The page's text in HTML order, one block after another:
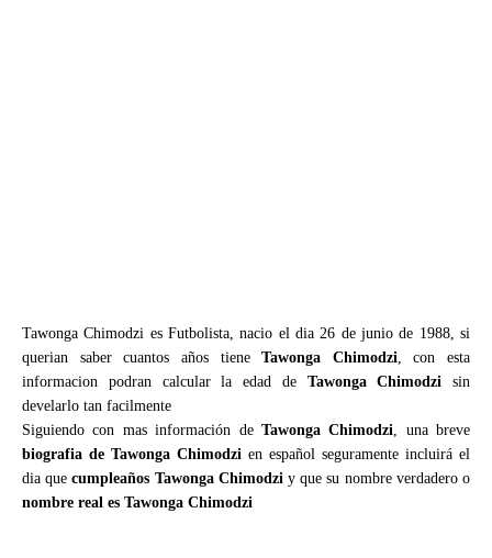
Tawonga Chimodzi es Futbolista, nacio el dia 26 de junio de 1988, si
querian saber cuantos años tieneTawonga Chimodzi, con esta
informacion podran calcular la edad de Tawonga Chimodzi sin
develarlo tan facilmente
Siguiendo con mas información de Tawonga Chimodzi, una breve
biografia de Tawonga Chimodzi en español seguramente incluirá el
dia quecumpleaños Tawonga Chimodziy que su nombre verdadero o
nombre real es Tawonga Chimodzi